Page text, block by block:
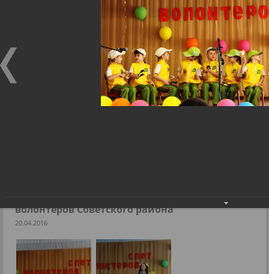
Общественная приемная
Фоторепортажи
›
волонтеров Советского района
20.04.2016